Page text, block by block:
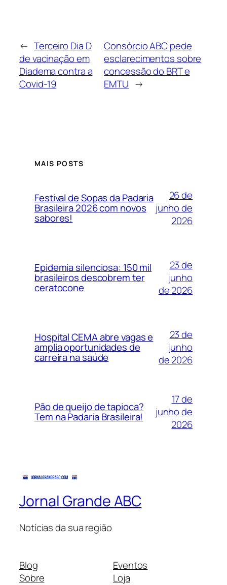
← Terceiro Dia D
de vacinação em
Diadema contra a
Covid-19
Consórcio ABC pede
esclarecimentos sobre
concessão do BRT e
EMTU →
MAIS POSTS
Festival de Sopas da Padaria
Brasileira 2026 com novos
sabores!
26 de
junho de
2026
Epidemia silenciosa: 150 mil
brasileiros descobrem ter
ceratocone
23 de
junho
de 2026
Hospital CEMA abre vagas e
amplia oportunidades de
carreira na saúde
23 de
junho
de 2026
Pão de queijo de tapioca?
Tem na Padaria Brasileira!
17 de
junho de
2026
Jornal Grande ABC
Notícias da sua região
Blog
Sobre
Eventos
Loja